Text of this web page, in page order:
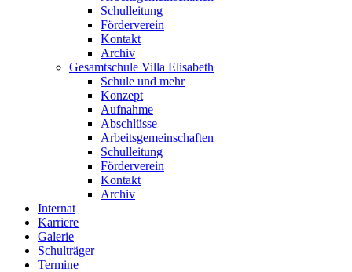
Schulleitung
Förderverein
Kontakt
Archiv
Gesamtschule Villa Elisabeth
Schule und mehr
Konzept
Aufnahme
Abschlüsse
Arbeitsgemeinschaften
Schulleitung
Förderverein
Kontakt
Archiv
Internat
Karriere
Galerie
Schulträger
Termine